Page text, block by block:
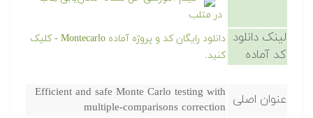
در متلب
لینک دانلود
کد آماده
دانلود رایگان کد و پروژه آماده Montecarlo - کلیک
کنید.
عنوان اصلی Efficient and safe Monte Carlo testing with
multiple-comparisons correction